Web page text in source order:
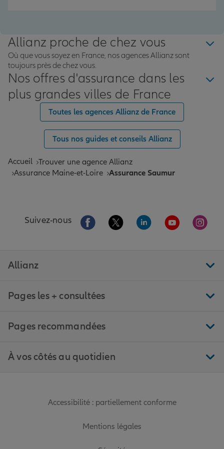
Allianz proche de chez vous
Où que vous soyez en France, nos agences Allianz sont
toujours près de chez vous.
Nos offres d'assurance dans les
plus grandes villes de France
Toutes les agences Allianz de France
Tous nos guides et conseils Allianz
Accueil Trouver une agence Allianz
Assurance Maine-et-Loire Assurance Saumur
Suivez-nous Aller sur la page Facebook de Allianz
Aller sur la page Twitter de
Aller sur la page
Aller sur la
Aller
Allianz
Pages les + consultées
Pages recommandées
À vos côtés au quotidien
Accessibilité : partiellement conforme
Mentions légales